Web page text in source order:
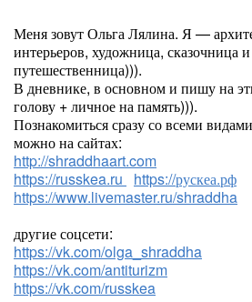
Меня зовут Ольга Лялина. Я —
интерьеров, художница, сказочница
путешественница))).
В дневнике, в основном и пишу на
голову + личное на память))).
Познакомиться сразу со всеми
можно на сайтах:
http://shraddhaart.com
https://russkea.ru
https://рускеа.рф
https://www.livemaster.ru/shraddha
другие соцсети:
https://vk.com/olga_shraddha
https://vk.com/antiturizm
https://vk.com/russkea